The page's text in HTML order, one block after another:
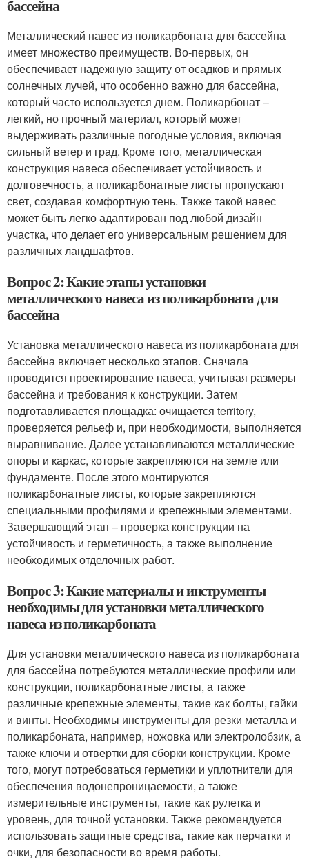
бассейна
Металлический навес из поликарбоната для бассейна
имеет множество преимуществ. Во-первых, он
обеспечивает надежную защиту от осадков и прямых
солнечных лучей, что особенно важно для бассейна,
который часто используется днем. Поликарбонат –
легкий, но прочный материал, который может
выдерживать различные погодные условия, включая
сильный ветер и град. Кроме того, металлическая
конструкция навеса обеспечивает устойчивость и
долговечность, а поликарбонатные листы пропускают
свет, создавая комфортную тень. Также такой навес
может быть легко адаптирован под любой дизайн
участка, что делает его универсальным решением для
различных ландшафтов.
Вопрос 2: Какие этапы установки
металлического навеса из поликарбоната для
бассейна
Установка металлического навеса из поликарбоната для
бассейна включает несколько этапов. Сначала
проводится проектирование навеса, учитывая размеры
бассейна и требования к конструкции. Затем
подготавливается площадка: очищается territory,
проверяется рельеф и, при необходимости, выполняется
выравнивание. Далее устанавливаются металлические
опоры и каркас, которые закрепляются на земле или
фундаменте. После этого монтируются
поликарбонатные листы, которые закрепляются
специальными профилями и крепежными элементами.
Завершающий этап – проверка конструкции на
устойчивость и герметичность, а также выполнение
необходимых отделочных работ.
Вопрос 3: Какие материалы и инструменты
необходимы для установки металлического
навеса из поликарбоната
Для установки металлического навеса из поликарбоната
для бассейна потребуются металлические профили или
конструкции, поликарбонатные листы, а также
различные крепежные элементы, такие как болты, гайки
и винты. Необходимы инструменты для резки металла и
поликарбоната, например, ножовка или электролобзик, а
также ключи и отвертки для сборки конструкции. Кроме
того, могут потребоваться герметики и уплотнители для
обеспечения водонепроницаемости, а также
измерительные инструменты, такие как рулетка и
уровень, для точной установки. Также рекомендуется
использовать защитные средства, такие как перчатки и
очки, для безопасности во время работы.